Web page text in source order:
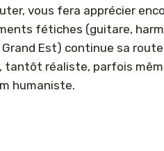
vous fera apprécier
fétiches (guitare,
Est) continue sa
tantôt réaliste, parfois
humaniste.